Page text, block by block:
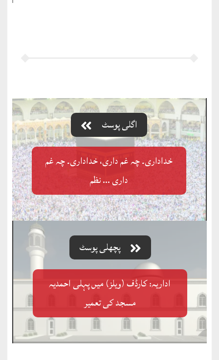
اگلی پوسٹ
خداداری۔ چہ غم داری، خداداری۔ چہ غم
داری … نظم
پچھلی پوسٹ
اداریہ: کارڈف (ویلز) میں پہلی احمدیہ
مسجد کی تعمیر